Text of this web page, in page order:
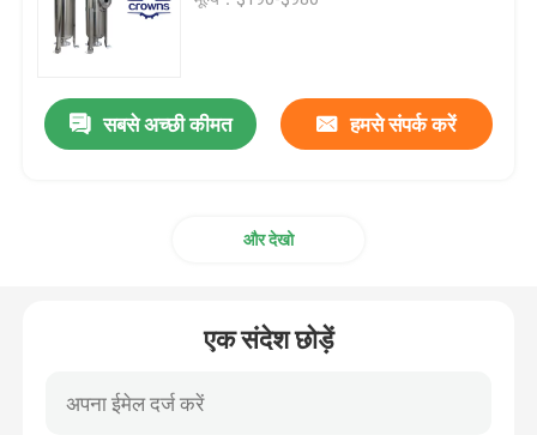
मल्टी कार्ट्रिज फ़िल्टर हाउसिंग
सबसे अच्छी कीमत हमसे संपर्क करें
और देखो
एक संदेश छोड़ें